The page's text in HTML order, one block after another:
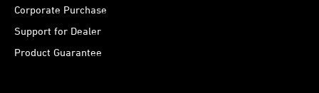
Corporate Purchase
Support for Dealer
Product Guarantee